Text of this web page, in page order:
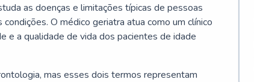
as doenças e limitações típicas de pessoas
O médico geriatra atua como um clínico
e a qualidade de vida dos pacientes de idade
mas esses dois termos representam